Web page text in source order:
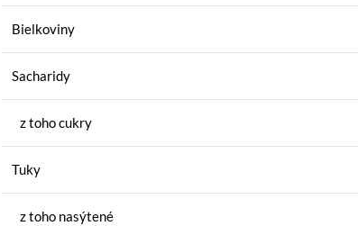
Bielkoviny
Sacharidy
z toho cukry
Tuky
z toho nasýtené